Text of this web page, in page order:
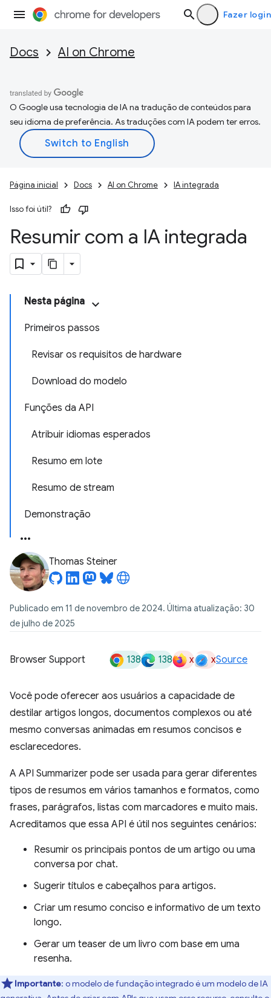
Fazer login
Docs AI on Chrome
O Google usa tecnologia de IA na tradução de conteúdos para
seu idioma de preferência. As traduções com IA podem ter erros.
Página inicial Docs AI on Chrome IA integrada
Isso foi útil?
Resumir com a IA integrada
Nesta página
Primeiros passos
Revisar os requisitos de hardware
Download do modelo
Funções da API
Atribuir idiomas esperados
Resumo em lote
Resumo de stream
Demonstração
Thomas Steiner
Publicado em 11 de novembro de 2024. Última atualização: 30
de julho de 2025
Browser Support 138 138 x xSource
Você pode oferecer aos usuários a capacidade de
destilar artigos longos, documentos complexos ou até
mesmo conversas animadas em resumos concisos e
esclarecedores.
A API Summarizer pode ser usada para gerar diferentes
tipos de resumos em vários tamanhos e formatos, como
frases, parágrafos, listas com marcadores e muito mais.
Acreditamos que essa API é útil nos seguintes cenários:
Resumir os principais pontos de um artigo ou uma
conversa por chat.
Sugerir títulos e cabeçalhos para artigos.
Criar um resumo conciso e informativo de um texto
longo.
Gerar um teaser de um livro com base em uma
resenha.
Importante: o modelo de fundação integrado é um modelo de IA